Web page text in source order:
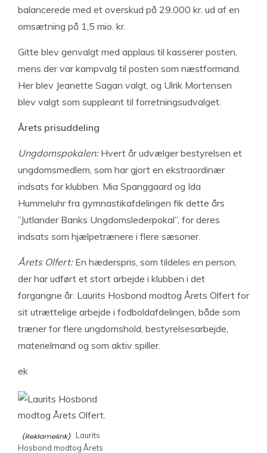
balancerede med et overskud på 29.000 kr. ud af en
omsætning på 1,5 mio. kr.
Gitte blev genvalgt med applaus til kasserer posten,
mens der var kampvalg til posten som næstformand.
Her blev Jeanette Sagan valgt, og Ulrik Mortensen
blev valgt som suppleant til forretningsudvalget.
Årets prisuddeling
Ungdomspokalen: Hvert år udvælger bestyrelsen et
ungdomsmedlem, som har gjort en ekstraordinær
indsats for klubben. Mia Spanggaard og Ida
Hummeluhr fra gymnastikafdelingen fik dette års
”Jutlander Banks Ungdomslederpokal”, for deres
indsats som hjælpetrænere i flere sæsoner.
Årets Olfert: En hæderspris, som tildeles en person,
der har udført et stort arbejde i klubben i det
forgangne år. Laurits Hosbond modtog Årets Olfert for
sit utrættelige arbejde i fodboldafdelingen, både som
træner for flere ungdomshold, bestyrelsesarbejde,
materielmand og som aktiv spiller.
ek
Laurits
Hosbond modtog Årets